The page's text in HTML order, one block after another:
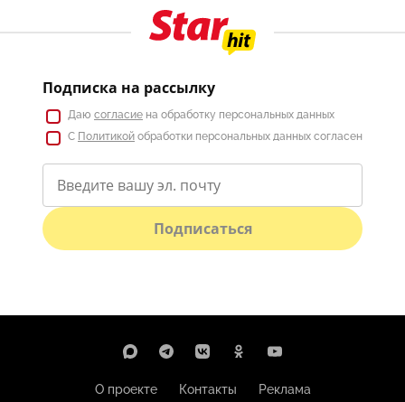
Подписка на рассылку
Даю согласие на обработку персональных данных
С Политикой обработки персональных данных согласен
Подписаться
О проекте Контакты
Реклама